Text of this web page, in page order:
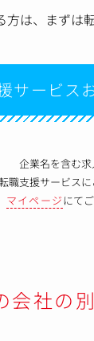
は、 まずは
サービス
企業名を含む求
職支援サービス
マイページにて
会社の